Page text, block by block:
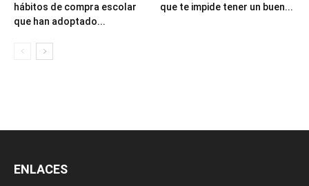
hábitos de compra escolar
que han adoptado...
que te impide tener un buen...
ENLACES